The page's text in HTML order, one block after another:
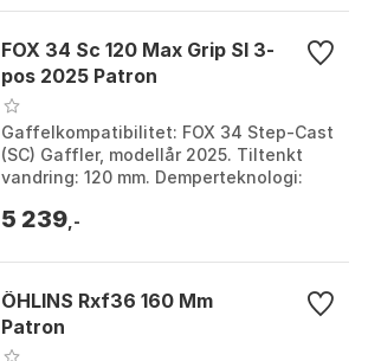
FOX 34 Sc 120 Max Grip Sl 3-
pos 2025 Patron
Gaffelkompatibilitet: FOX 34 Step-Cast
(SC) Gaffler, modellår 2025. Tiltenkt
vandring: 120 mm. Demperteknologi:
Kompresjonsjustering: 3-po...
5 239 ,-
ÖHLINS Rxf36 160 Mm
Patron